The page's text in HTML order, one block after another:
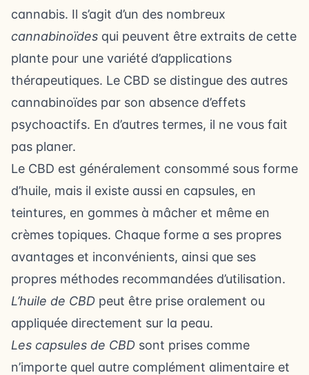
cannabis. Il s’agit d’un des nombreux
cannabinoïdes qui peuvent être extraits de cette
plante pour une variété d’applications
thérapeutiques. Le CBD se distingue des autres
cannabinoïdes par son absence d’effets
psychoactifs. En d’autres termes, il ne vous fait
pas planer.
Le CBD est généralement consommé sous forme
d’huile, mais il existe aussi en capsules, en
teintures, en gommes à mâcher et même en
crèmes topiques. Chaque forme a ses propres
avantages et inconvénients, ainsi que ses
propres méthodes recommandées d’utilisation.
L’huile de CBD peut être prise oralement ou
appliquée directement sur la peau.
Les capsules de CBD sont prises comme
n’importe quel autre complément alimentaire et